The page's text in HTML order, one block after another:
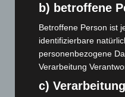
Hannover: Erste
entdeckt
7. August 2026
Brand im „Haus der
6. August 2026
b) betroffene
Betroffene Person ist
identifizierbare
personenbezogene
Verarbeitung
c) Verarbeitung